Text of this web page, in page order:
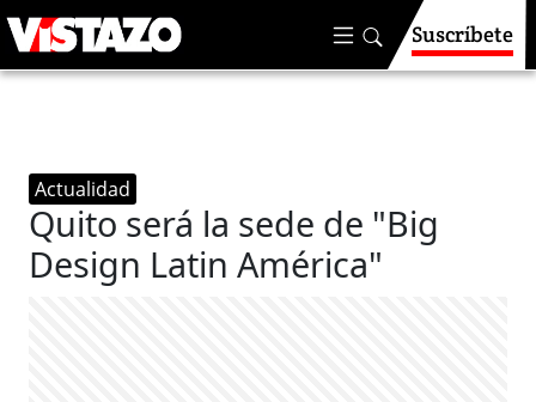
Suscríbete
Actualidad
Quito será la sede de "Big
Design Latin América"